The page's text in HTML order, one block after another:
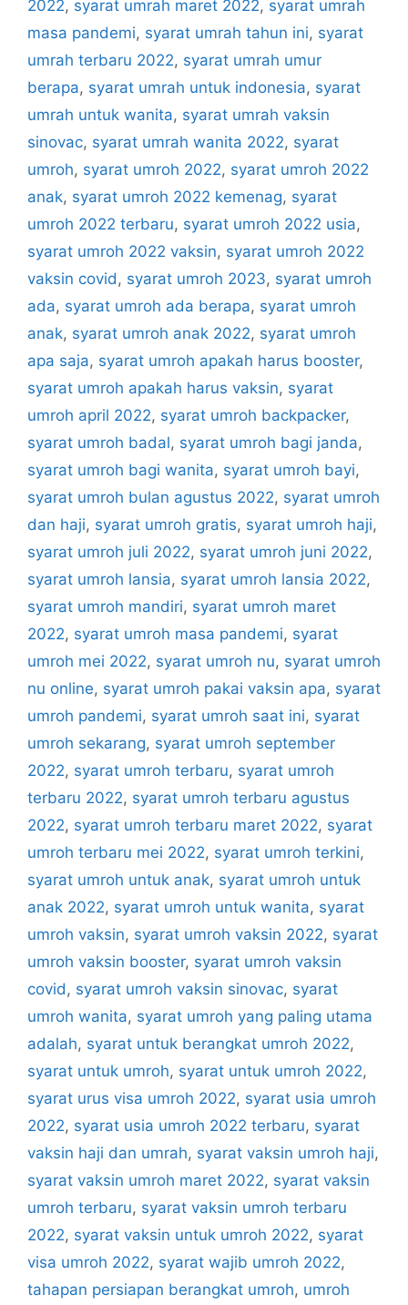
2022, syarat umrah maret 2022, syarat umrah
masa pandemi, syarat umrah tahun ini, syarat
umrah terbaru 2022, syarat umrah umur
berapa, syarat umrah untuk indonesia, syarat
umrah untuk wanita, syarat umrah vaksin
sinovac, syarat umrah wanita 2022, syarat
umroh, syarat umroh 2022, syarat umroh 2022
anak, syarat umroh 2022 kemenag, syarat
umroh 2022 terbaru, syarat umroh 2022 usia,
syarat umroh 2022 vaksin, syarat umroh 2022
vaksin covid , syarat umroh 2023, syarat umroh
ada, syarat umroh ada berapa, syarat umroh
anak, syarat umroh anak 2022, syarat umroh
apa saja, syarat umroh apakah harus booster,
syarat umroh apakah harus vaksin, syarat
umroh april 2022, syarat umroh backpacker,
syarat umroh badal, syarat umroh bagi janda,
syarat umroh bagi wanita, syarat umroh bayi,
syarat umroh bulan agustus 2022, syarat umroh
dan haji, syarat umroh gratis, syarat umroh haji,
syarat umroh juli 2022, syarat umroh juni 2022,
syarat umroh lansia, syarat umroh lansia 2022,
syarat umroh mandiri, syarat umroh maret
2022, syarat umroh masa pandemi, syarat
umroh mei 2022, syarat umroh nu, syarat umroh
nu online, syarat umroh pakai vaksin apa, syarat
umroh pandemi, syarat umroh saat ini, syarat
umroh sekarang, syarat umroh september
2022, syarat umroh terbaru, syarat umroh
terbaru 2022, syarat umroh terbaru agustus
2022, syarat umroh terbaru maret 2022, syarat
umroh terbaru mei 2022, syarat umroh terkini,
syarat umroh untuk anak, syarat umroh untuk
anak 2022, syarat umroh untuk wanita, syarat
umroh vaksin, syarat umroh vaksin 2022, syarat
umroh vaksin booster, syarat umroh vaksin
covid , syarat umroh vaksin sinovac, syarat
umroh wanita, syarat umroh yang paling utama
adalah, syarat untuk berangkat umroh 2022,
syarat untuk umroh, syarat untuk umroh 2022,
syarat urus visa umroh 2022, syarat usia umroh
2022, syarat usia umroh 2022 terbaru, syarat
vaksin haji dan umrah, syarat vaksin umroh haji,
syarat vaksin umroh maret 2022, syarat vaksin
umroh terbaru, syarat vaksin umroh terbaru
2022, syarat vaksin untuk umroh 2022, syarat
visa umroh 2022, syarat wajib umroh 2022,
tahapan persiapan berangkat umroh, umroh